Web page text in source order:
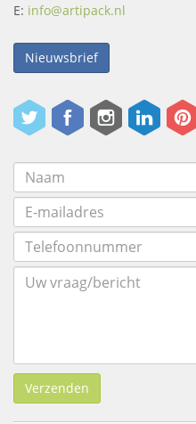
E: info@artipack.nl
Nieuwsbrief
Verzenden